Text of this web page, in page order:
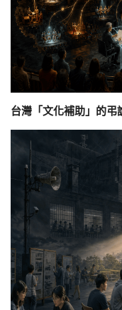
台灣「文化補助」的弔